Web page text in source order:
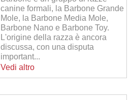
canine formali, la Barbone Grande
Mole, la Barbone Media Mole,
Barbone Nano e Barbone Toy.
L'origine della razza è ancora
discussa, con una disputa
important...
Vedi altro